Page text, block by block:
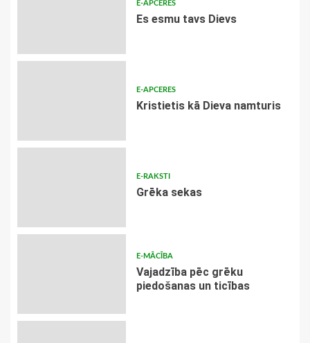
E-APCERES
Es esmu tavs Dievs
E-APCERES
Kristietis kā Dieva namturis
E-RAKSTI
Grēka sekas
E-MĀCĪBA
Vajadzība pēc grēku
piedošanas un ticības